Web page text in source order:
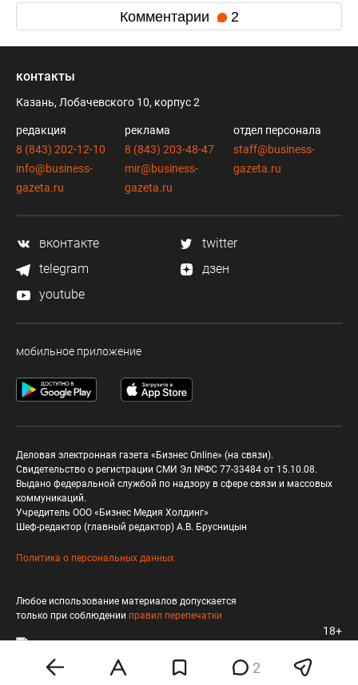
Комментарии 2
2
контакты
Казань, Лобачевского 10, корпус 2
редакция
8 (843) 202-12-10
info@business-
gazeta.ru
реклама
8 (843) 203-48-47
mir@business-
gazeta.ru
отдел персонала
staff@business-
gazeta.ru
вконтакте
twitter
telegram
дзен
youtube
мобильное приложение
Деловая электронная газета «Бизнес Online» (на связи).
Свидетельство о регистрации СМИ Эл №ФС 77-33484 от 15.10.08.
Выдано федеральной службой по надзору в сфере связи и массовых
коммуникаций.
Учредитель ООО «Бизнес Медия Холдинг»
Шеф-редактор (главный редактор) А.В. Брусницын
Политика о персональных данных
Любое использование материалов допускается
только при соблюдении правил перепечатки
18+